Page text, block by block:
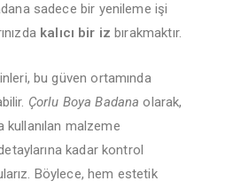
sadece bir yenileme işi
kalıcı bir iz bırakmaktır.
bu güven ortamında
Çorlu Boya Badana olarak,
kullanılan malzeme
kadar kontrol
Böylece, hem estetik